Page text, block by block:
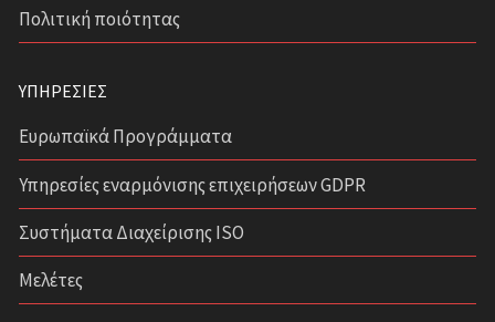
Πολιτική ποιότητας
ΥΠΗΡΕΣΊΕΣ
Ευρωπαϊκά Προγράμματα
Υπηρεσίες εναρμόνισης επιχειρήσεων GDPR
Συστήματα Διαχείρισης ISO
Μελέτες